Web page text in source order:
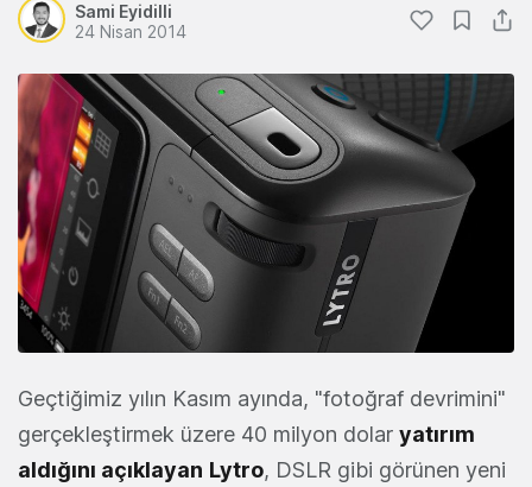
Sami Eyidilli
24 Nisan 2014
Geçtiğimiz yılın Kasım ayında, "fotoğraf devrimini"
gerçekleştirmek üzere 40 milyon dolar yatırım
aldığını açıklayan Lytro, DSLR gibi görünen yeni